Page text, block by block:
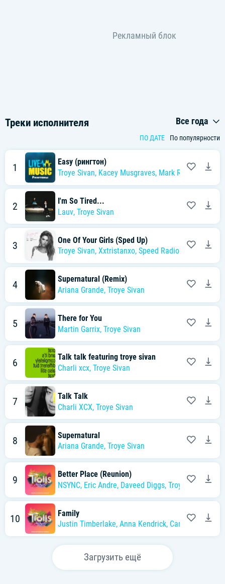
Треки исполнителя Все года
ПО ДАТЕ По популярности
1
Easy (рингтон)
Troye Sivan, Kacey Musgraves, Mark Ronson
2
I'm So Tired...
Lauv, Troye Sivan
3
One Of Your Girls (Sped Up)
Troye Sivan, Xxtristanxo, Speed Radio
4
Supernatural (Remix)
Ariana Grande, Troye Sivan
5
There for You
Martin Garrix, Troye Sivan
6
Talk talk featuring troye sivan
Charli xcx, Troye Sivan
7
Talk Talk
Charli XCX, Troye Sivan
8
Supernatural
Ariana Grande, Troye Sivan
9
Better Place (Reunion)
NSYNC, Eric Andre, Daveed Diggs, Troye Sivan,Kid
10
Family
Justin Timberlake, Anna Kendrick, Camila Cabello
Загрузить ещё